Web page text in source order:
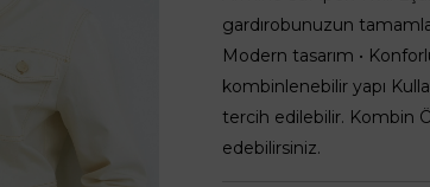
gardırobunuzun
Modern tasarım •
kombinlenebilir yapı
tercih edilebilir. Kombin
edebilirsiniz.